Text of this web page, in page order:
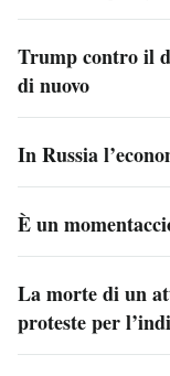
Trump contro il
di nuovo
In Russia
È un
La morte di un
proteste per